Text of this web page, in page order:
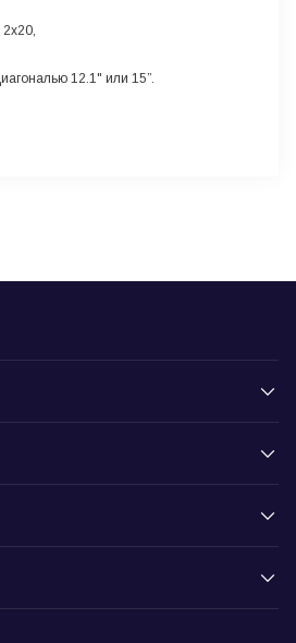
2x20,
12.1" или 15”.